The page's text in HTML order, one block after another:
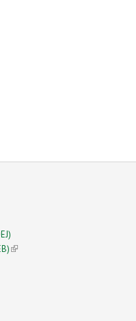
(link is external)